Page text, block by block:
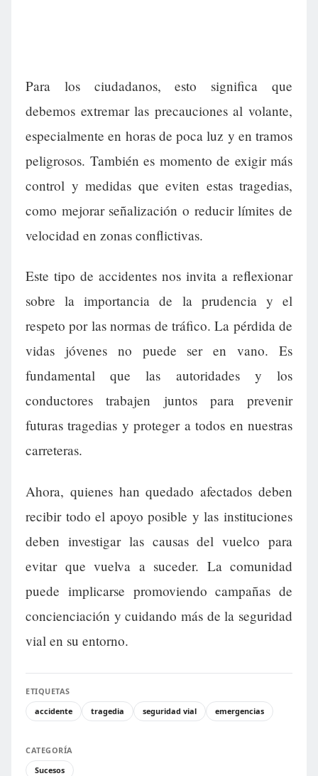
Para los ciudadanos, esto significa que
debemos extremar las precauciones al volante,
especialmente en horas de poca luz y en tramos
peligrosos. También es momento de exigir más
control y medidas que eviten estas tragedias,
como mejorar señalización o reducir límites de
velocidad en zonas conflictivas.
Este tipo de accidentes nos invita a reflexionar
sobre la importancia de la prudencia y el
respeto por las normas de tráfico. La pérdida de
vidas jóvenes no puede ser en vano. Es
fundamental que las autoridades y los
conductores trabajen juntos para prevenir
futuras tragedias y proteger a todos en nuestras
carreteras.
Ahora, quienes han quedado afectados deben
recibir todo el apoyo posible y las instituciones
deben investigar las causas del vuelco para
evitar que vuelva a suceder. La comunidad
puede implicarse promoviendo campañas de
concienciación y cuidando más de la seguridad
vial en su entorno.
ETIQUETAS
accidente
tragedia seguridad vial emergencias
CATEGORÍA
Sucesos